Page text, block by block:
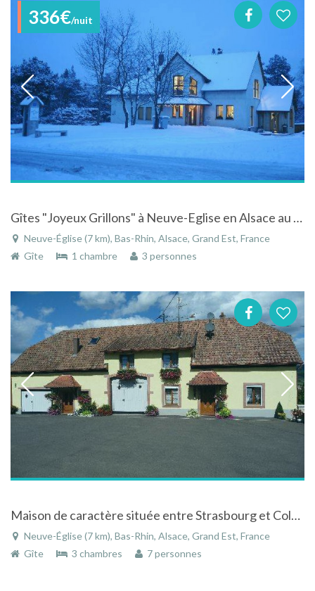
336€/nuit
Gîtes "Joyeux Grillons" à Neuve-Eglise en Alsace au calme de la forêt
Neuve-Église (7 km), Bas-Rhin, Alsace, Grand Est, France
Gîte
1 chambre 3 personnes
Maison de caractère située entre Strasbourg et Colmar, au centre de l'Alsace, dans village alsacien
Neuve-Église (7 km), Bas-Rhin, Alsace, Grand Est, France
Gîte
3 chambres 7 personnes